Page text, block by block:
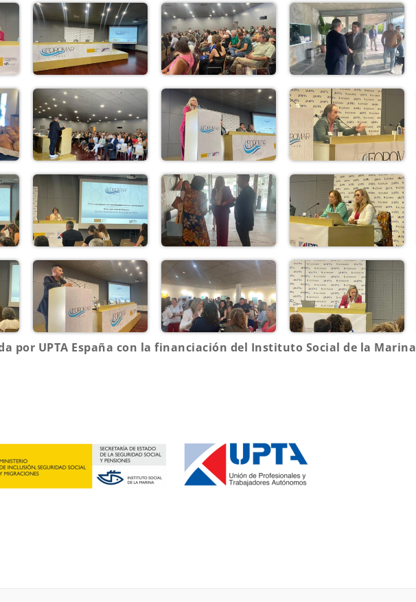
por UPTA España con la financiación del Instituto Social de la Marina